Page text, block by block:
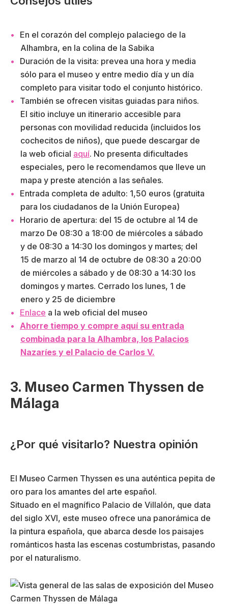
En el corazón del complejo palaciego de la
Alhambra, en la colina de la Sabika
Duración de la visita: prevea una hora y media
sólo para el museo y entre medio día y un día
completo para visitar todo el conjunto histórico.
También se ofrecen visitas guiadas para niños.
El sitio incluye un itinerario accesible para
personas con movilidad reducida (incluidos los
cochecitos de niños), que puede descargar de
la web oficial aquí. No presenta dificultades
especiales, pero le recomendamos que lleve un
mapa y preste atención a las señales.
Entrada completa de adulto: 1,50 euros (gratuita
para los ciudadanos de la Unión Europea)
Horario de apertura: del 15 de octubre al 14 de
marzo De 08:30 a 18:00 de miércoles a sábado
y de 08:30 a 14:30 los domingos y martes; del
15 de marzo al 14 de octubre de 08:30 a 20:00
de miércoles a sábado y de 08:30 a 14:30 los
domingos y martes. Cerrado los lunes, 1 de
enero y 25 de diciembre
Enlace a la web oficial del museo
Ahorre tiempo y compre aquí su entrada
combinada para la Alhambra, los Palacios
Nazaríes y el Palacio de Carlos V.
3. Museo Carmen Thyssen de
Málaga
¿Por qué visitarlo? Nuestra opinión
El Museo Carmen Thyssen es una auténtica pepita de
oro para los amantes del arte español.
Situado en el magnífico Palacio de Villalón, que data
del siglo XVI, este museo ofrece una panorámica de
la pintura española, que abarca desde los paisajes
románticos hasta las escenas costumbristas, pasando
por el naturalismo.